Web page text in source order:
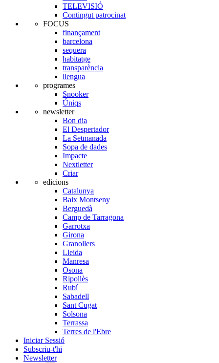
TELEVISIÓ
Contingut patrocinat
FOCUS
finançament
barcelona
sequera
habitatge
transparència
llengua
programes
Snooker
Úniqs
newsletter
Bon dia
El Despertador
La Setmanada
Sopa de dades
Impacte
Nextletter
Criar
edicions
Catalunya
Baix Montseny
Berguedà
Camp de Tarragona
Garrotxa
Girona
Granollers
Lleida
Manresa
Osona
Ripollès
Rubí
Sabadell
Sant Cugat
Solsona
Terrassa
Terres de l'Ebre
Iniciar Sessió
Subscriu-t'hi
Newsletter